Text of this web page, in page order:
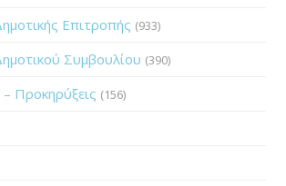
Επιτροπής (933)
Συμβουλίου (390)
Προκηρύξεις (156)